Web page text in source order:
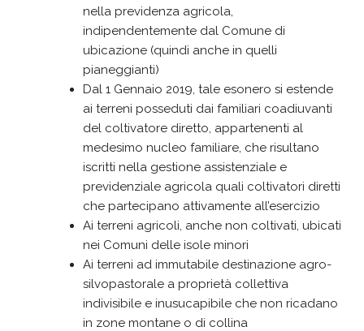
nella previdenza agricola,
indipendentemente dal Comune di
ubicazione (quindi anche in quelli
pianeggianti)
Dal 1 Gennaio 2019, tale esonero si estende
ai terreni posseduti dai familiari coadiuvanti
del coltivatore diretto, appartenenti al
medesimo nucleo familiare, che risultano
iscritti nella gestione assistenziale e
previdenziale agricola quali coltivatori diretti
che partecipano attivamente all’esercizio
Ai terreni agricoli, anche non coltivati, ubicati
nei Comuni delle isole minori
Ai terreni ad immutabile destinazione agro-
silvopastorale a proprietà collettiva
indivisibile e inusucapibile che non ricadano
in zone montane o di collina